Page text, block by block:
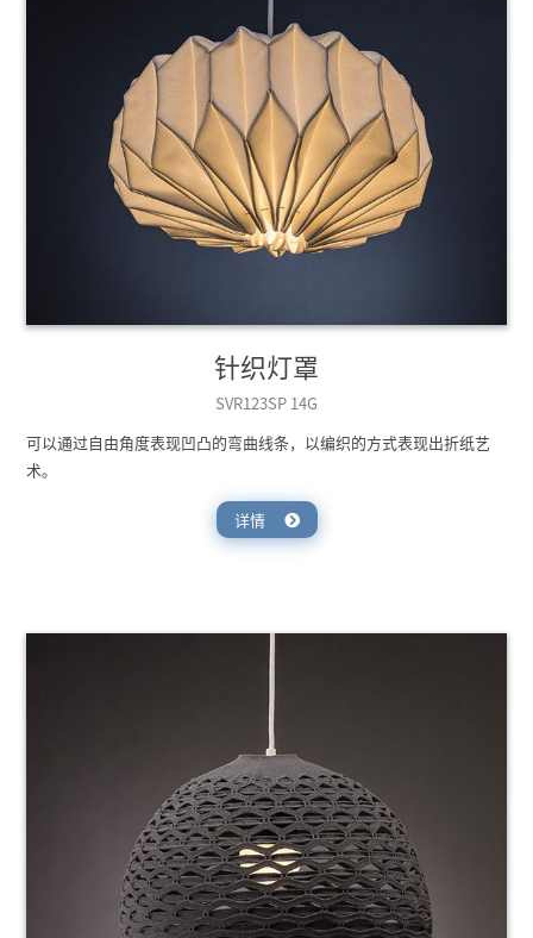
针织灯罩
SVR123SP 14G
可以通过自由角度表现凹凸的弯曲线条，以编织的方式表现出折纸艺
术。
详情